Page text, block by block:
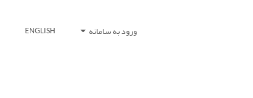
ورود به سامانه ENGLISH